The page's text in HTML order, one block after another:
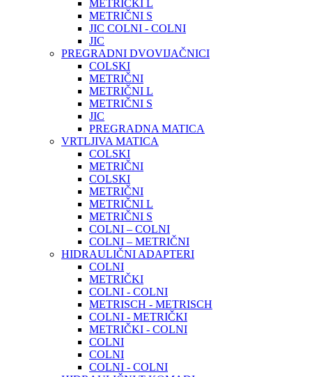
METRIČKI L
METRIČNI S
JIC COLNI - COLNI
JIC
PREGRADNI DVOVIJAČNICI
COLSKI
METRIČNI
METRIČNI L
METRIČNI S
JIC
PREGRADNA MATICA
VRTLJIVA MATICA
COLSKI
METRIČNI
COLSKI
METRIČNI
METRIČNI L
METRIČNI S
COLNI – COLNI
COLNI – METRIČNI
HIDRAULIČNI ADAPTERI
COLNI
METRIČKI
COLNI - COLNI
METRISCH - METRISCH
COLNI - METRIČKI
METRIČKI - COLNI
COLNI
COLNI
COLNI - COLNI